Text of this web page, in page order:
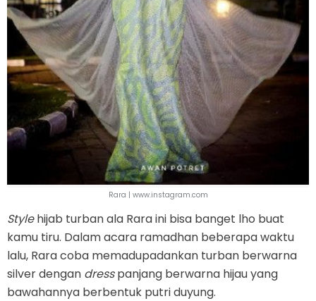
Rara | www.instagram.com
Stylehijab turban ala Rara ini bisa banget lho buat
kamu tiru. Dalam acara ramadhan beberapa waktu
lalu, Rara coba memadupadankan turban berwarna
silver dengan dresspanjang berwarna hijau yang
bawahannya berbentuk putri duyung.